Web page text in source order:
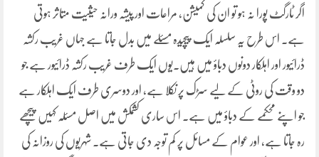
اگر ٹارگٹ پورا نہ ہو تو ان کی کمیشن، مراعات اور پیشہ ورانہ حیثیت متاثر ہوتی
ہے۔ اس طرح یہ سلسلہ ایک پیچیدہ مسئلے میں بدل جاتا ہے جہاں غریب رکشہ
ڈرائیور اور اہلکار دونوں دباؤ میں ہیں۔یوں ایک طرف غریب رکشہ ڈرائیور ہے جو
دو وقت کی روٹی کے لیے سڑک پر نکلا ہے، اور دوسری طرف ایک اہلکار ہے
جو اپنے محکمے کے دباؤ میں ہے۔ اس ساری کشمکش میں اصل مسئلہ کہیں پیچھے
رہ جاتا ہے، اور عوام کے مسائل پر کم توجہ دی جاتی ہے۔ شہریوں کی روزانہ کی